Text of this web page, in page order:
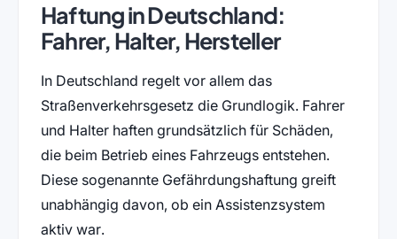
Haftung in Deutschland:
Fahrer, Halter, Hersteller
In Deutschland regelt vor allem das
Straßenverkehrsgesetz die Grundlogik. Fahrer
und Halter haften grundsätzlich für Schäden,
die beim Betrieb eines Fahrzeugs entstehen.
Diese sogenannte Gefährdungshaftung greift
unabhängig davon, ob ein Assistenzsystem
aktiv war.